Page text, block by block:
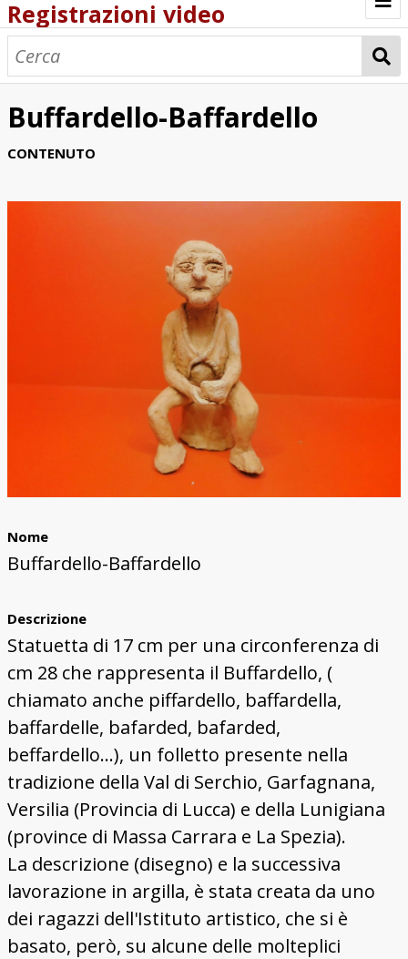
Registrazioni video
Browse
Buffardello-Baffardello
CONTENUTO
Nome
Buffardello-Baffardello
Descrizione
Statuetta di 17 cm per una circonferenza di
cm 28 che rappresenta il Buffardello, (
chiamato anche piffardello, baffardella,
baffardelle, bafarded, bafarded,
beffardello...), un folletto presente nella
tradizione della Val di Serchio, Garfagnana,
Versilia (Provincia di Lucca) e della Lunigiana
(province di Massa Carrara e La Spezia).
La descrizione (disegno) e la successiva
lavorazione in argilla, è stata creata da uno
dei ragazzi dell'Istituto artistico, che si è
basato, però, su alcune delle molteplici